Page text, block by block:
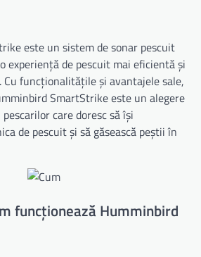
este un sistem de sonar pescuit
experiență de pescuit mai eficientă și
Cu funcționalitățile și avantajele sale,
SmartStrike este un alegere
care doresc să își
de pescuit și să găsească peștii în
funcționează Humminbird